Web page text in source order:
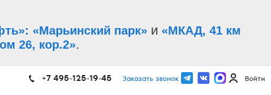
«Марьинский парк» и «МКАД, 41 км
26, кор.2».
+7 495-125-19-45 Заказать звонок Войти